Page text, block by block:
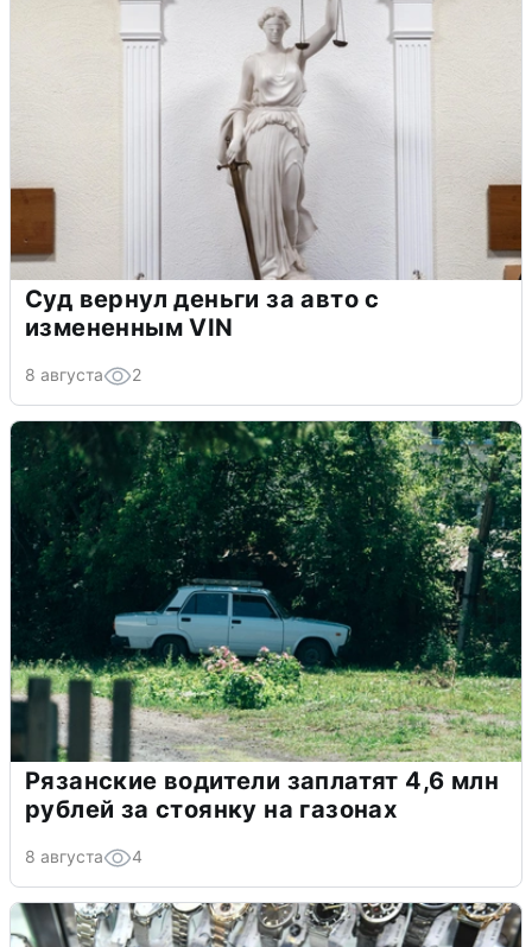
Суд вернул деньги за авто с
измененным VIN
8 августа 2
Рязанские водители заплатят 4,6 млн
рублей за стоянку на газонах
8 августа 4